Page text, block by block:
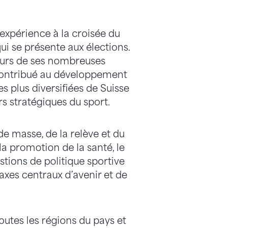
à la croisée du
se présente aux élections.
de ses nombreuses
au développement
plus diversifiées de Suisse
stratégiques du sport.
masse, de la relève et du
promotion de la santé, le
de politique sportive
centraux d’avenir et de
les régions du pays et